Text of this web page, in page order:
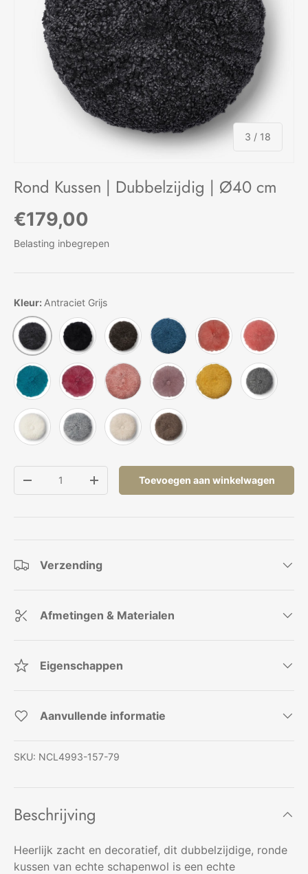
3 / van
18
Rond Kussen | Dubbelzijdig | Ø40 cm
Reguliere prijs
€179,00
Belasting inbegrepen
Kleur: Antraciet Grijs
Antraciet Grijs
Zwart CappuccinoKoraalblauwKoraal Lantana
Koraal
Koraal Peacock
LichtrozeKoraalrozeLicht RozeKoraal GeelGrafiet
Ivoor Licht GrijsParelgrijsTaupe
Verlaag de hoeveelheidVerhoog de hoeveelheid
Toevoegen aan winkelwagen
Verzending
Afmetingen & Materialen
Eigenschappen
Aanvullende informatie
SKU: NCL4993-157-79
Beschrijving
Heerlijk zacht en decoratief, dit dubbelzijdige, ronde
kussen van echte schapenwol is een echte